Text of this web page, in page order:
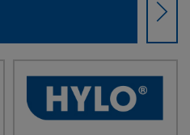
Damen